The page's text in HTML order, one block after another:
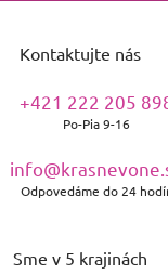
Kontaktujte nás
+421 222 205
Po-Pia 9-16
Odpovedáme do 24
Sme v 5 krajinách